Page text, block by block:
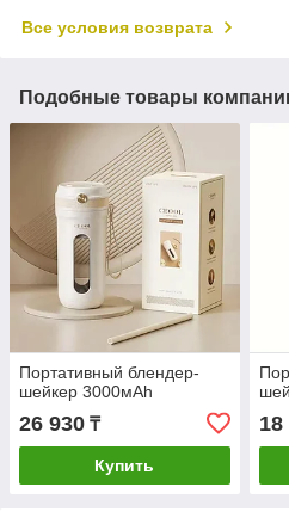
Все условия возврата
Подобные товары
Портативный блендер-
шейкер 3000мАh
26 930 ₸
Купить
18